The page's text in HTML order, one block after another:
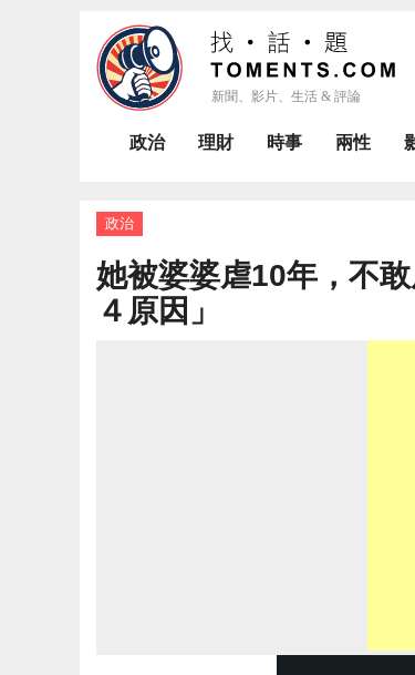
政治 理財 時事 兩性
政治
她被婆婆虐10年，不
４原因」